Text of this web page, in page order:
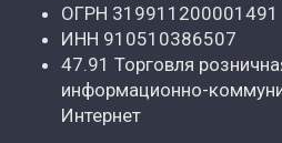
ОГРН 319911200001491
ИНН 910510386507
47.91 Торговля
информационно-
Интернет